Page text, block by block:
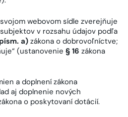
webovom sídle zverejňuje
v rozsahu údajov podľa
a)zákona o dobrovoľníctve;
(ustanovenie § 16 zákona
a doplnení zákona
aj doplnenie nových
o poskytovaní dotácií.